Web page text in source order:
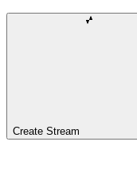
Create Stream